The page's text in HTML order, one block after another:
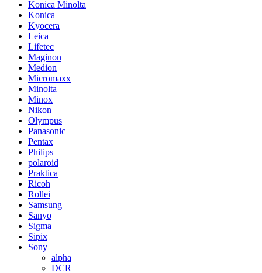
Konica Minolta
Konica
Kyocera
Leica
Lifetec
Maginon
Medion
Micromaxx
Minolta
Minox
Nikon
Olympus
Panasonic
Pentax
Philips
polaroid
Praktica
Ricoh
Rollei
Samsung
Sanyo
Sigma
Sipix
Sony
alpha
DCR